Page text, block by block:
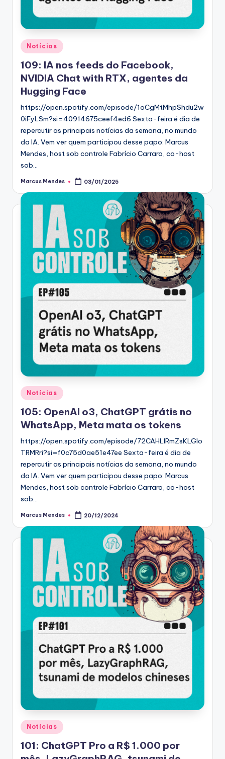
Posted
in
Notícias
109: IA nos feeds do Facebook,
NVIDIA Chat with RTX, agentes da
Hugging Face
https://open.spotify.com/episode/1oCgMtMhpShdu2w
0iFyLSm?si=40914675ceef4ed6 Sexta-feira é dia de
repercutir as principais notícias da semana, no mundo
da IA. Vem ver quem participou desse papo: Marcus
Mendes, host sob controle Fabrício Carraro, co-host
sob…
Posted
Marcus Mendes 03/01/2025
Posted
in
Notícias
105: OpenAI o3, ChatGPT grátis no
WhatsApp, Meta mata os tokens
https://open.spotify.com/episode/72CAHLIRmZsKLGIo
TRMRri?si=f0c75d0ae51e47ee Sexta-feira é dia de
repercutir as principais notícias da semana, no mundo
da IA. Vem ver quem participou desse papo: Marcus
Mendes, host sob controle Fabrício Carraro, co-host
sob…
Posted
Marcus Mendes 20/12/2024
Posted
in
Notícias
101: ChatGPT Pro a R$ 1.000 por